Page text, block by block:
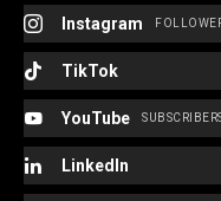
Instagram
TikTok
YouTube
LinkedIn